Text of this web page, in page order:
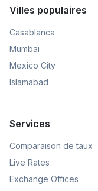
Villes populaires
Casablanca
Mumbai
Mexico City
Islamabad
Services
Comparaison de taux
Live Rates
Exchange Offices